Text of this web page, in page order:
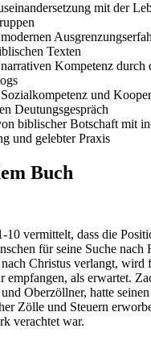
mit der
Texten
Kompetenz durch
und
Deutungsgespräch
biblischer Botschaft mit
und gelebter Praxis
Buch
vermittelt, dass die
für seine Suche
Christus verlangt, wird
empfangen, als erwartet.
Oberzöllner, hatte
Zölle und Steuern
verachtet war.